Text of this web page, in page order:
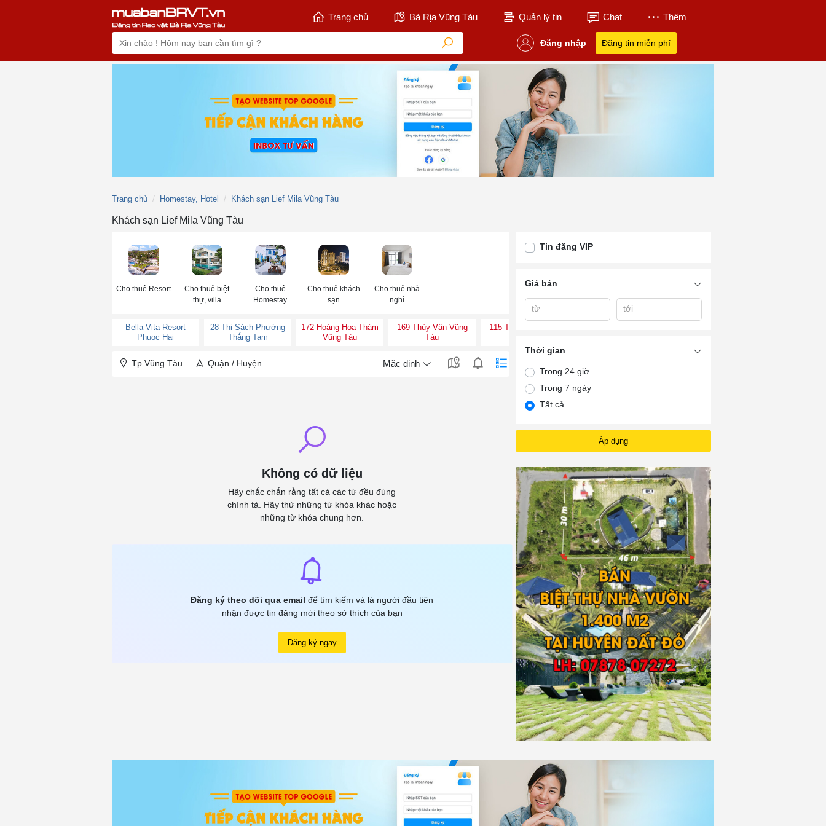
Trang chủ Bà Rịa Vũng Tàu Quản lý tin Chat Thêm
Đăng nhập Đăng tin miễn phí
Trang chủ Homestay, Hotel Khách sạn Lief Mila Vũng Tàu
Khách sạn Lief Mila Vũng Tàu
Cho thuê Resort
Cho thuê biệt
thự, villa
Cho thuê
Homestay
Cho thuê khách
sạn
Cho thuê nhà
nghỉ
Bella Vita Resort
Phuoc Hai
28 Thi Sách Phường
Thắng Tam
172 Hoàng Hoa Thám
Vũng Tàu
169 Thùy Vân Vũng
Tàu
115 Thùy Vân Vũng
Tp Vũng Tàu Quận / Huyện Mặc định
Không có dữ liệu
Hãy chắc chắn rằng tất cả các từ đều đúng
chính tả. Hãy thử những từ khóa khác hoặc
những từ khóa chung hơn.
Đăng ký theo dõi qua email để tìm kiếm và là người đầu tiên
nhận được tin đăng mới theo sở thích của bạn
Đăng ký ngay
Tin đăng VIP
Giá bán
từ tới
Thời gian
Trong 24 giờ
Trong 7 ngày
Tất cả
Áp dụng